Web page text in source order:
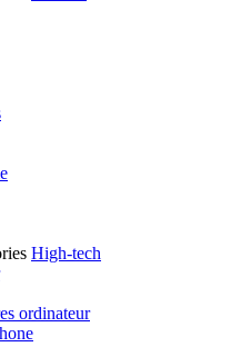
High-tech
ordinateur